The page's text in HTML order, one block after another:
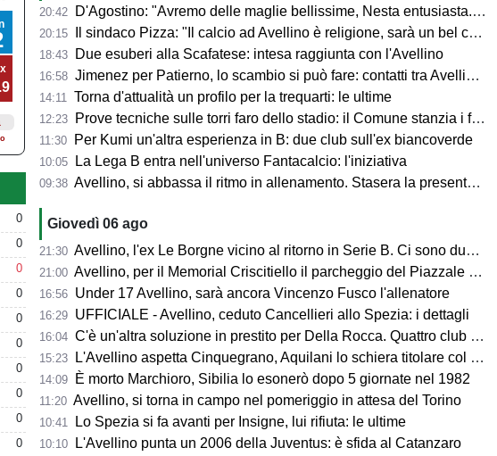
0
0
0
0
0
0
0
0
0
0
20:42 D'Agostino: "Avremo delle maglie bellissime, Nesta entusiasta. Mercato? Ottimo, ma..."
20:15 Il sindaco Pizza: "Il calcio ad Avellino è religione, sarà un bel campionato"
18:43 Due esuberi alla Scafatese: intesa raggiunta con l'Avellino
16:58 Jimenez per Patierno, lo scambio si può fare: contatti tra Avellino e Catania
14:11 Torna d'attualità un profilo per la trequarti: le ultime
12:23 Prove tecniche sulle torri faro dello stadio: il Comune stanzia i fondi
11:30 Per Kumi un'altra esperienza in B: due club sull'ex biancoverde
10:05 La Lega B entra nell'universo Fantacalcio: l'iniziativa
09:38 Avellino, si abbassa il ritmo in allenamento. Stasera la presentazione in Piazza
Giovedì 06 ago
21:30 Avellino, l'ex Le Borgne vicino al ritorno in Serie B. Ci sono due club sul francese
21:00 Avellino, per il Memorial Criscitiello il parcheggio del Piazzale degli Irpini è occupato. I tifosi possono parcheggiare al Campo Genova
16:56 Under 17 Avellino, sarà ancora Vincenzo Fusco l'allenatore
16:29 UFFICIALE - Avellino, ceduto Cancellieri allo Spezia: i dettagli
16:04 C'è un'altra soluzione in prestito per Della Rocca. Quattro club su Manzi
15:23 L'Avellino aspetta Cinquegrano, Aquilani lo schiera titolare col Sassuolo
14:09 È morto Marchioro, Sibilia lo esonerò dopo 5 giornate nel 1982
11:20 Avellino, si torna in campo nel pomeriggio in attesa del Torino
10:41 Lo Spezia si fa avanti per Insigne, lui rifiuta: le ultime
10:10 L'Avellino punta un 2006 della Juventus: è sfida al Catanzaro